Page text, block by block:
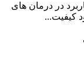
در درمان های
کیفیت...